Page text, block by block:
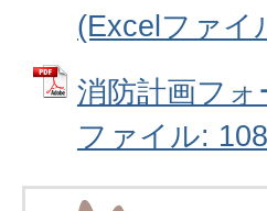
(Excelファイ
消防計画フ
ファイル: